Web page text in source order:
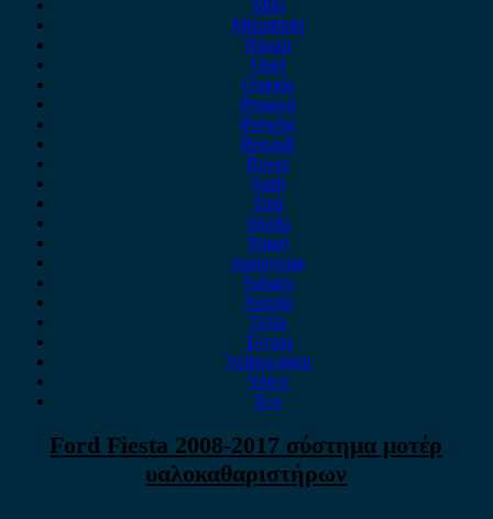
Mini
Mitsubishi
Nissan
Opel
Omoda
Peugeot
Porsche
Renault
Rover
Saab
Seat
Skoda
Smart
ssangyong
Subaru
Suzuki
Tesla
Toyota
Volkswagen
Volvo
Xev
Ford Fiesta 2008-2017 σύστημα μοτέρ
υαλοκαθαριστήρων